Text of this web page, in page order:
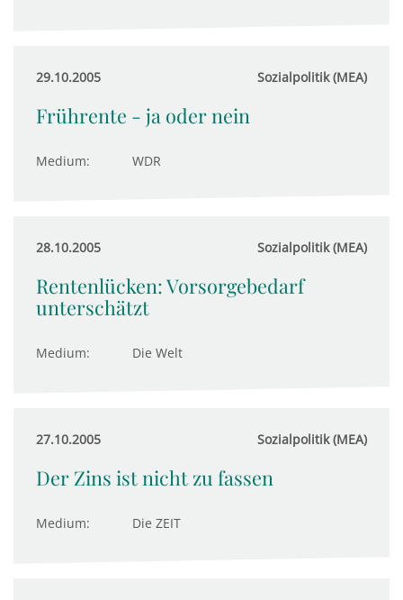
29.10.2005 Sozialpolitik (MEA)
Frührente - ja oder nein
Medium: WDR
28.10.2005 Sozialpolitik (MEA)
Rentenlücken: Vorsorgebedarf
unterschätzt
Medium: Die Welt
27.10.2005 Sozialpolitik (MEA)
Der Zins ist nicht zu fassen
Medium: Die ZEIT